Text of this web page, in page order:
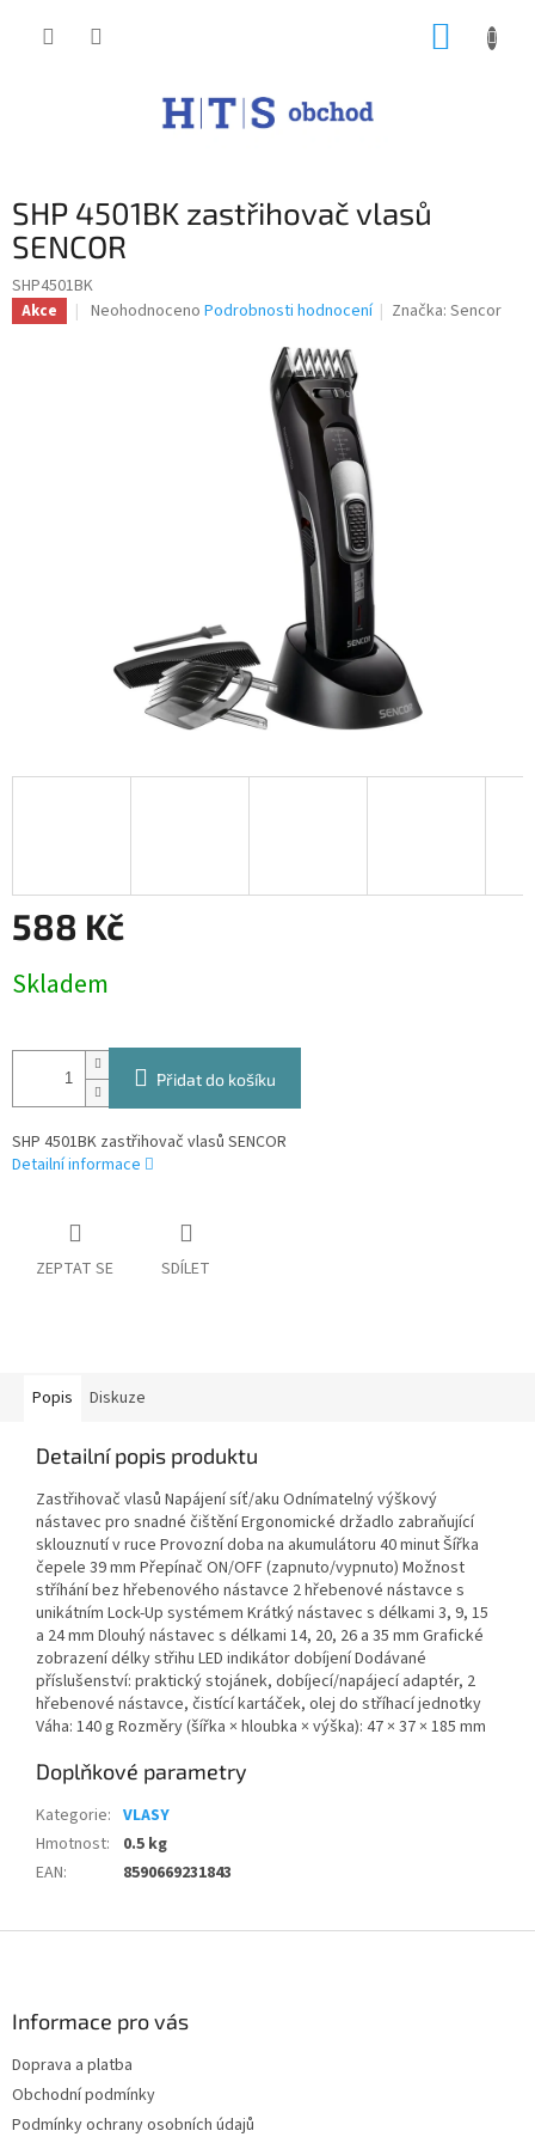
SHP 4501BK zastřihovač vlasů
SENCOR
SHP4501BK
Akce
Průměrné
Neohodnoceno Podrobnosti hodnocení Značka:Sencor
588 Kč
cena:
Skladem
Přidat do košíku
SHP 4501BK zastřihovač vlasů SENCOR
Detailní informace
ZEPTAT SE SDÍLET
Popis Diskuze
Detailní popis produktu
Zastřihovač vlasů Napájení síť/aku Odnímatelný výškový
nástavec pro snadné čištění Ergonomické držadlo zabraňující
sklouznutí v ruce Provozní doba na akumulátoru 40 minut Šířka
čepele 39 mm Přepínač ON/OFF (zapnuto/vypnuto) Možnost
stříhání bez hřebenového nástavce 2 hřebenové nástavce s
unikátním Lock-Up systémem Krátký nástavec s délkami 3, 9, 15
a 24 mm Dlouhý nástavec s délkami 14, 20, 26 a 35 mm Grafické
zobrazení délky střihu LED indikátor dobíjení Dodávané
příslušenství: praktický stojánek, dobíjecí/napájecí adaptér, 2
hřebenové nástavce, čistící kartáček, olej do stříhací jednotky
Váha: 140 g Rozměry (šířka × hloubka × výška): 47 × 37 × 185 mm
Doplňkové parametry
Kategorie: VLASY
Hmotnost:
0.5 kg
EAN: 8590669231843
Informace pro vás
Doprava a platba
Obchodní podmínky
Podmínky ochrany osobních údajů